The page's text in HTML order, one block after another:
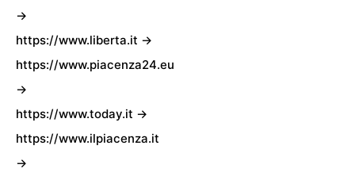
→
https://www.liberta.it →
https://www.piacenza24.eu
→
https://www.today.it →
https://www.ilpiacenza.it
→